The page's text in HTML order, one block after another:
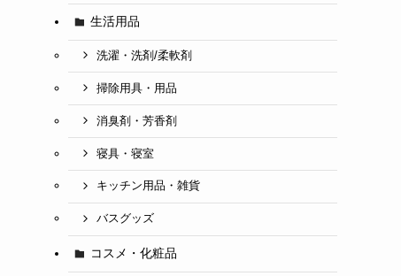
生活用品
洗濯・洗剤/柔軟剤
掃除用具・用品
消臭剤・芳香剤
寝具・寝室
キッチン用品・雑貨
バスグッズ
コスメ・化粧品